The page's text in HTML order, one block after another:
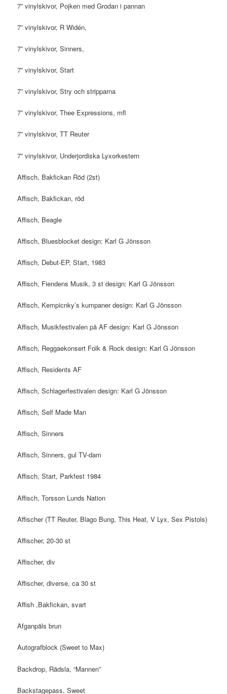
7” vinylskivor, Pojken med Grodan i pannan
7” vinylskivor, R Widén,
7” vinylskivor, Sinners,
7” vinylskivor, Start
7” vinylskivor, Stry och stripparna
7” vinylskivor, Thee Expressions, mfl
7” vinylskivor, TT Reuter
7” vinylskivor, Underjordiska Lyxorkestern
Affisch, Bakfickan Röd (2st)
Affisch, Bakfickan, röd
Affisch, Beagle
Affisch, Bluesblocket design: Karl G Jönsson
Affisch, Debut-EP, Start, 1983
Affisch, Fiendens Musik, 3 st design: Karl G Jönsson
Affisch, Kempicnky’s kumpaner design: Karl G Jönsson
Affisch, Musikfestivalen på AF design: Karl G Jönsson
Affisch, Reggaekonsert Folk & Rock design: Karl G Jönsson
Affisch, Residents AF
Affisch, Schlagerfestivalen design: Karl G Jönsson
Affisch, Self Made Man
Affisch, Sinners
Affisch, Sinners, gul TV-dam
Affisch, Start, Parkfest 1984
Affisch, Torsson Lunds Nation
Affischer (TT Reuter, Blago Bung, This Heat, V Lyx, Sex Pistols)
Affischer, 20-30 st
Affischer, div
Affischer, diverse, ca 30 st
Affish ,Bakfickan, svart
Afganpäls brun
Autografblock (Sweet to Max)
Backdrop, Rädsla, “Mannen”
Backstagepass, Sweet